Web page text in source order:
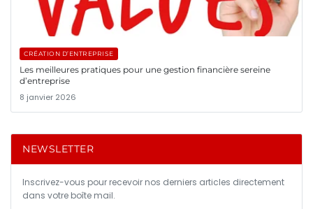
CRÉATION D’ENTREPRISE
Les meilleures pratiques pour une gestion financière sereine
d’entreprise
8 janvier 2026
NEWSLETTER
Inscrivez-vous pour recevoir nos derniers articles directement
dans votre boîte mail.